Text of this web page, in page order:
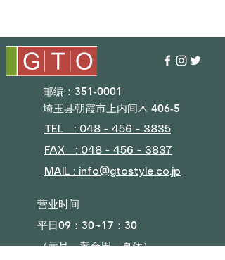
邮编：351-0001
埼玉县朝霞市上内间木 406-5
TEL : 048 - 456 - 3835​
FAX : 048 - 456 - 3837
MAIL : info@gtostyle.co.jp
营业时间​
平日09：30~17：30
（元旦、黄金周、夏休）